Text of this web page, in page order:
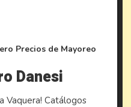
Precios de Mayoreo
Danesi
Vaquera! Catálogos